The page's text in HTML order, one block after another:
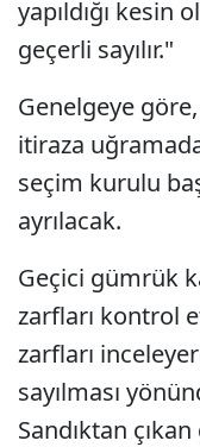
yapıldığı kesin
geçerli sayılır."
Genelgeye
itiraza
seçim kurulu
ayrılacak.
Geçici gümrük
zarfları kontrol
zarfları
sayılması
Sandıktan